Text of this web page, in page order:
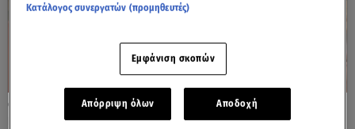
Cash or Trash: Η Μάρω
Κοντού Δημοπράτησε Πίνακά
Cash or Trash: Το Αντικείμενο
Που Ενθουσίασε Τη Χιωτίνη
Κατάλογος συνεργατών (προμηθευτές)
Εμφάνιση σκοπών
Απόρριψη όλων Αποδοχή